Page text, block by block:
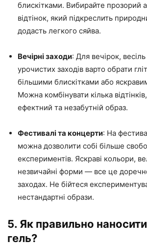
блискітками. Вибирайте прозорий
відтінок, який підкреслить
додасть легкого сяйва.
Вечірні заходи: Для вечірок,
урочистих заходів варто обрати
більшими блискітками або
Можна комбінувати кілька
ефектний та незабутній образ.
Фестивалі та концерти: На
можна дозволити собі більше
експериментів. Яскраві кольори,
незвичайні форми — все це
заходах. Не бійтеся
нестандартні образи.
5. Як правильно наносити
гель?